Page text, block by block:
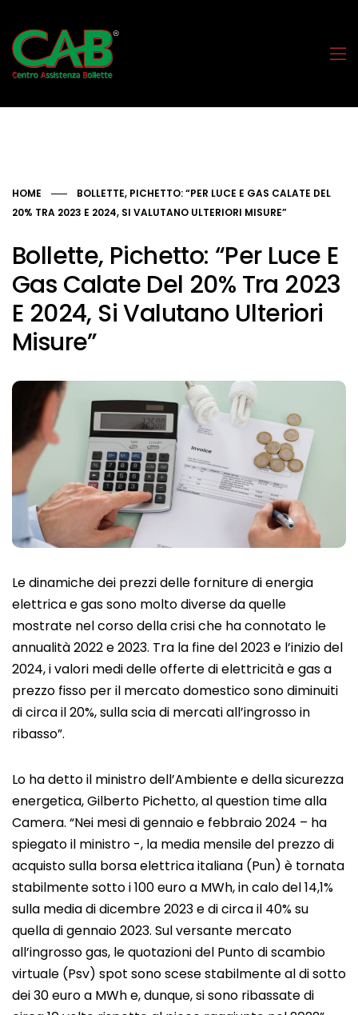
HOME
BOLLETTE, PICHETTO: “PER LUCE E GAS CALATE DEL
20% TRA 2023 E 2024, SI VALUTANO ULTERIORI MISURE”
Bollette, Pichetto: “Per Luce E
Gas Calate Del 20% Tra 2023
E 2024, Si Valutano Ulteriori
Misure”
Le dinamiche dei prezzi delle forniture di energia
elettrica e gas sono molto diverse da quelle
mostrate nel corso della crisi che ha connotato le
annualità 2022 e 2023. Tra la fine del 2023 e l’inizio del
2024, i valori medi delle offerte di elettricità e gas a
prezzo fisso per il mercato domestico sono diminuiti
di circa il 20%, sulla scia di mercati all’ingrosso in
ribasso”.
Lo ha detto il ministro dell’Ambiente e della sicurezza
energetica, Gilberto Pichetto, al question time alla
Camera. “Nei mesi di gennaio e febbraio 2024 – ha
spiegato il ministro -, la media mensile del prezzo di
acquisto sulla borsa elettrica italiana (Pun) è tornata
stabilmente sotto i 100 euro a MWh, in calo del 14,1%
sulla media di dicembre 2023 e di circa il 40% su
quella di gennaio 2023. Sul versante mercato
all’ingrosso gas, le quotazioni del Punto di scambio
virtuale (Psv) spot sono scese stabilmente al di sotto
dei 30 euro a MWh e, dunque, si sono ribassate di